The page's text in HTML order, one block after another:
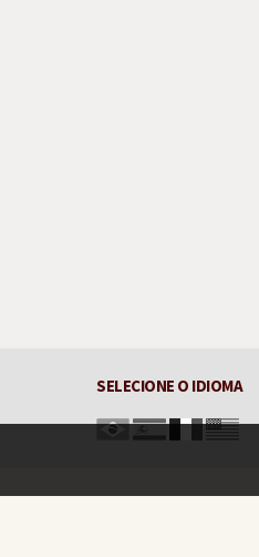
SELECIONE O IDIOMA